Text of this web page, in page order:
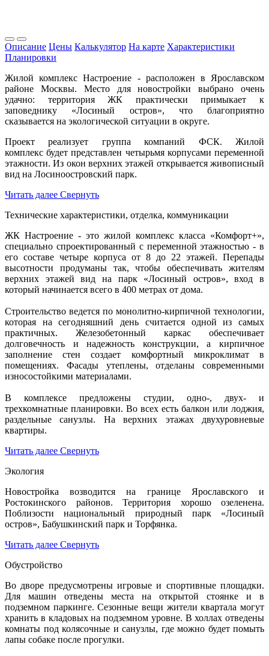
Описание Цены Калькулятор На карте Характеристики
Планировки
Жилой комплекс Настроение - расположен в Ярославском
районе Москвы. Место для новостройки выбрано очень
удачно: территория ЖК практически примыкает к
заповеднику «Лосиный остров», что благоприятно
сказывается на экологической ситуации в округе.
Проект реализует группа компаний ФСК. Жилой
комплекс будет представлен четырьмя корпусами переменной
этажности. Из окон верхних этажей открывается живописный
вид на Лосиноостровский парк.
Читать далее Свернуть
Технические характеристики, отделка, коммуникации
ЖК Настроение - это жилой комплекс класса «Комфорт+»,
специально спроектированный с переменной этажностью - в
его составе четыре корпуса от 8 до 22 этажей. Перепады
высотности продуманы так, чтобы обеспечивать жителям
верхних этажей вид на парк «Лосиный остров», вход в
который начинается всего в 400 метрах от дома.
Строительство ведется по монолитно-кирпичной технологии,
которая на сегодняшний день считается одной из самых
практичных. Железобетонный каркас обеспечивает
долговечность и надежность конструкции, а кирпичное
заполнение стен создает комфортный микроклимат в
помещениях. Фасады утеплены, отделаны современными
износостойкими материалами.
В комплексе предложены студии, одно-, двух- и
трехкомнатные планировки. Во всех есть балкон или лоджия,
раздельные санузлы. На верхних этажах двухуровневые
квартиры.
Читать далее Свернуть
Экология
Новостройка возводится на границе Ярославского и
Ростокинского районов. Территория хорошо озеленена.
Поблизости национальный природный парк «Лосиный
остров», Бабушкинский парк и Торфянка.
Читать далее Свернуть
Обустройство
Во дворе предусмотрены игровые и спортивные площадки.
Для машин отведены места на открытой стоянке и в
подземном паркинге. Сезонные вещи жители квартала могут
хранить в кладовых на подземном уровне. В холлах отведены
комнаты под колясочные и санузлы, где можно будет помыть
лапы собаке после прогулки.